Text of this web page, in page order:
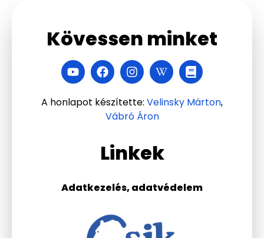
Linkek
Adatkezelés, adatvédelem
Kövessen minket
A honlapot készítette: Velinsky Márton,
Vábró Áron